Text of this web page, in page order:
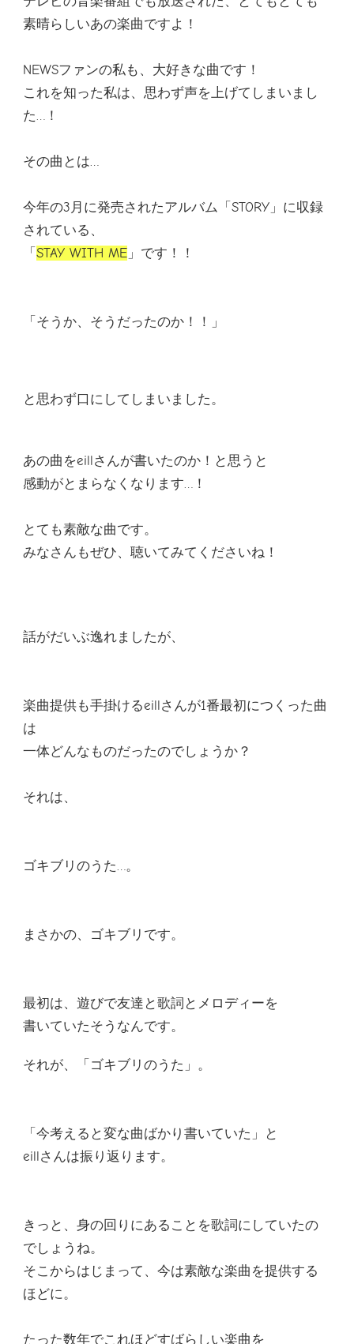
素晴らしいあの楽曲ですよ！
NEWSファンの私も、大好きな曲です！
これを知った私は、思わず声を上げてしまいまし
た…！
その曲とは…
今年の3月に発売されたアルバム「STORY」に収録
されている、
「 STAY WITH ME 」です！！
「そうか、そうだったのか！！」
と思わず口にしてしまいました。
あの曲をeillさんが書いたのか！ と思うと
感動がとまらなくなります…！
とても素敵な曲です。
みなさんもぜひ、聴いてみてくださいね！
話がだいぶ逸れましたが、
楽曲提供も手掛けるeillさんが1番最初につくった曲
は
一体どんなものだったのでしょうか？
それは、
ゴキブリのうた…。
まさかの、ゴキブリです。
最初は、遊びで友達と歌詞とメロディーを
書いていたそうなんです。
それが、「ゴキブリのうた」。
「今考えると変な曲ばかり書いていた」と
eillさんは振り返ります。
きっと、身の回りにあることを歌詞にしていたの
でしょうね。
そこからはじまって、今は素敵な楽曲を提供する
ほどに。
たった数年でこれほどすばらしい楽曲を